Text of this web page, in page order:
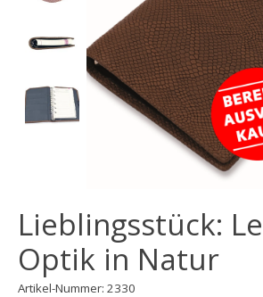
Lieblingsstück:
Optik in Natur
Artikel-Nummer: 2330